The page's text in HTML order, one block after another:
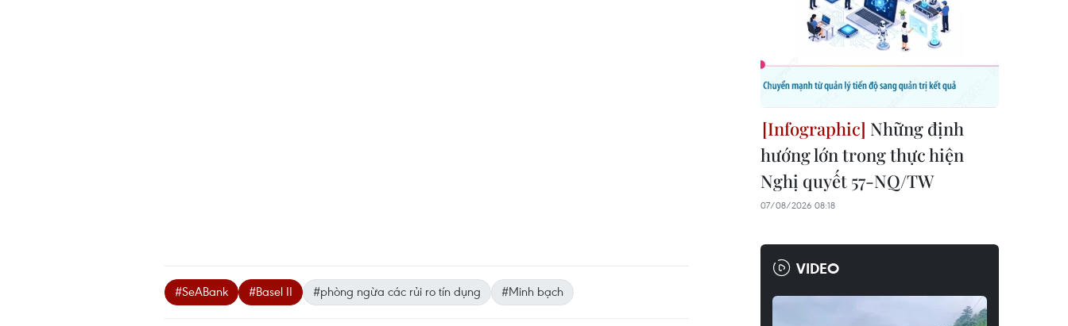
#SeABank #Basel II #phòng ngừa các rủi ro tín dụng #Minh bạch
Những định
hướng lớn trong thực hiện
Nghị quyết 57-NQ/TW
07/08/2026 08:18
VIDEO